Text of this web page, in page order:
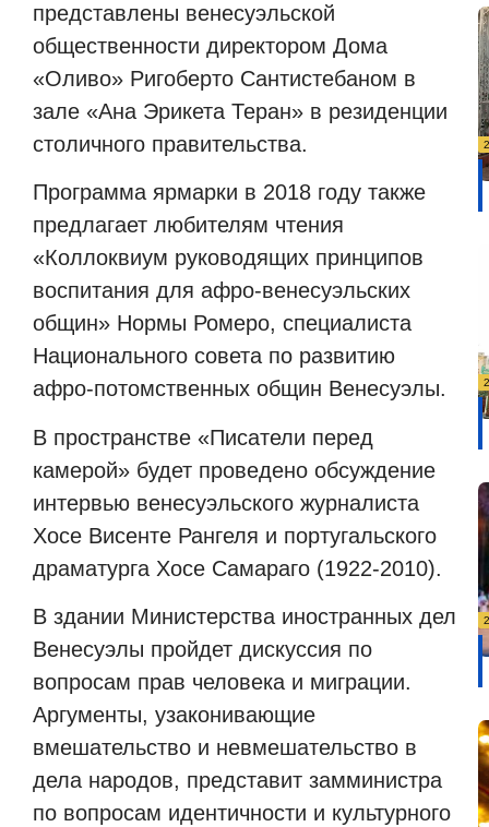
представлены венесуэльской
общественности директором Дома
«Оливо» Ригоберто Сантистебаном в
зале «Ана Эрикета Теран» в резиденции
столичного правительства.
Программа ярмарки в 2018 году также
предлагает любителям чтения
«Коллоквиум руководящих принципов
воспитания для афро-венесуэльских
общин» Нормы Ромеро, специалиста
Национального совета по развитию
афро-потомственных общин Венесуэлы.
В пространстве «Писатели перед
камерой» будет проведено обсуждение
интервью венесуэльского журналиста
Хосе Висенте Рангеля и португальского
драматурга Хосе Самараго (1922-2010).
В здании Министерства иностранных дел
Венесуэлы пройдет дискуссия по
вопросам прав человека и миграции.
Аргументы, узаконивающие
вмешательство и невмешательство в
дела народов, представит замминистра
по вопросам идентичности и культурного